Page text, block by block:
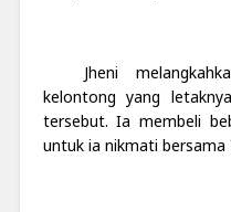
Jheni
kelontong yang
tersebut. Ia membeli
untuk ia nikmati bersama